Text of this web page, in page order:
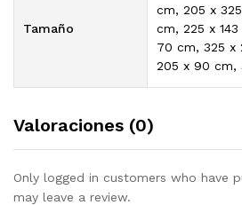
Tamaño
cm, 205 x
cm, 225 x
70 cm, 325 x
205 x 90 cm,
Valoraciones (0)
Only logged in customers who have
may leave a review.